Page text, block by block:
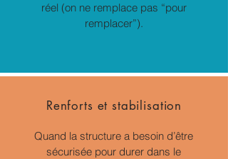
réel (on ne remplace pas “pour
remplacer”).
Renforts et stabilisation
Quand la structure a besoin d’être
sécurisée pour durer dans le